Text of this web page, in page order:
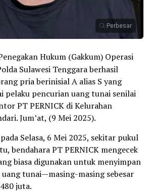
Perbesar
Hukum (Gakkum) Operasi
Sulawesi Tenggara berhasil
pria berinisial A alias S yang
pelaku pencurian uang tunai senilai
PT PERNICK di Kelurahan
Jum’at, (9 Mei 2025).
Selasa, 6 Mei 2025, sekitar pukul
bendahara PT PERNICK mengecek
biasa digunakan untuk menyimpan
tunai—masing-masing sebesar
juta.